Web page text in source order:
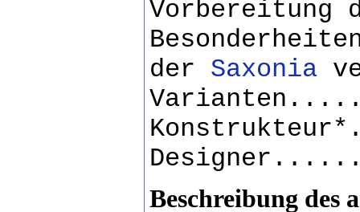
Vorbereitung
der Saxonia
Beschreibung des